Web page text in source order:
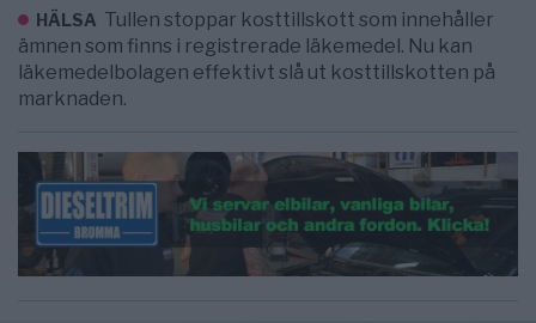
HÄLSA Tullen stoppar kosttillskott som innehåller
ämnen som finns i registrerade läkemedel. Nu kan
läkemedelbolagen effektivt slå ut kosttillskotten på
marknaden.